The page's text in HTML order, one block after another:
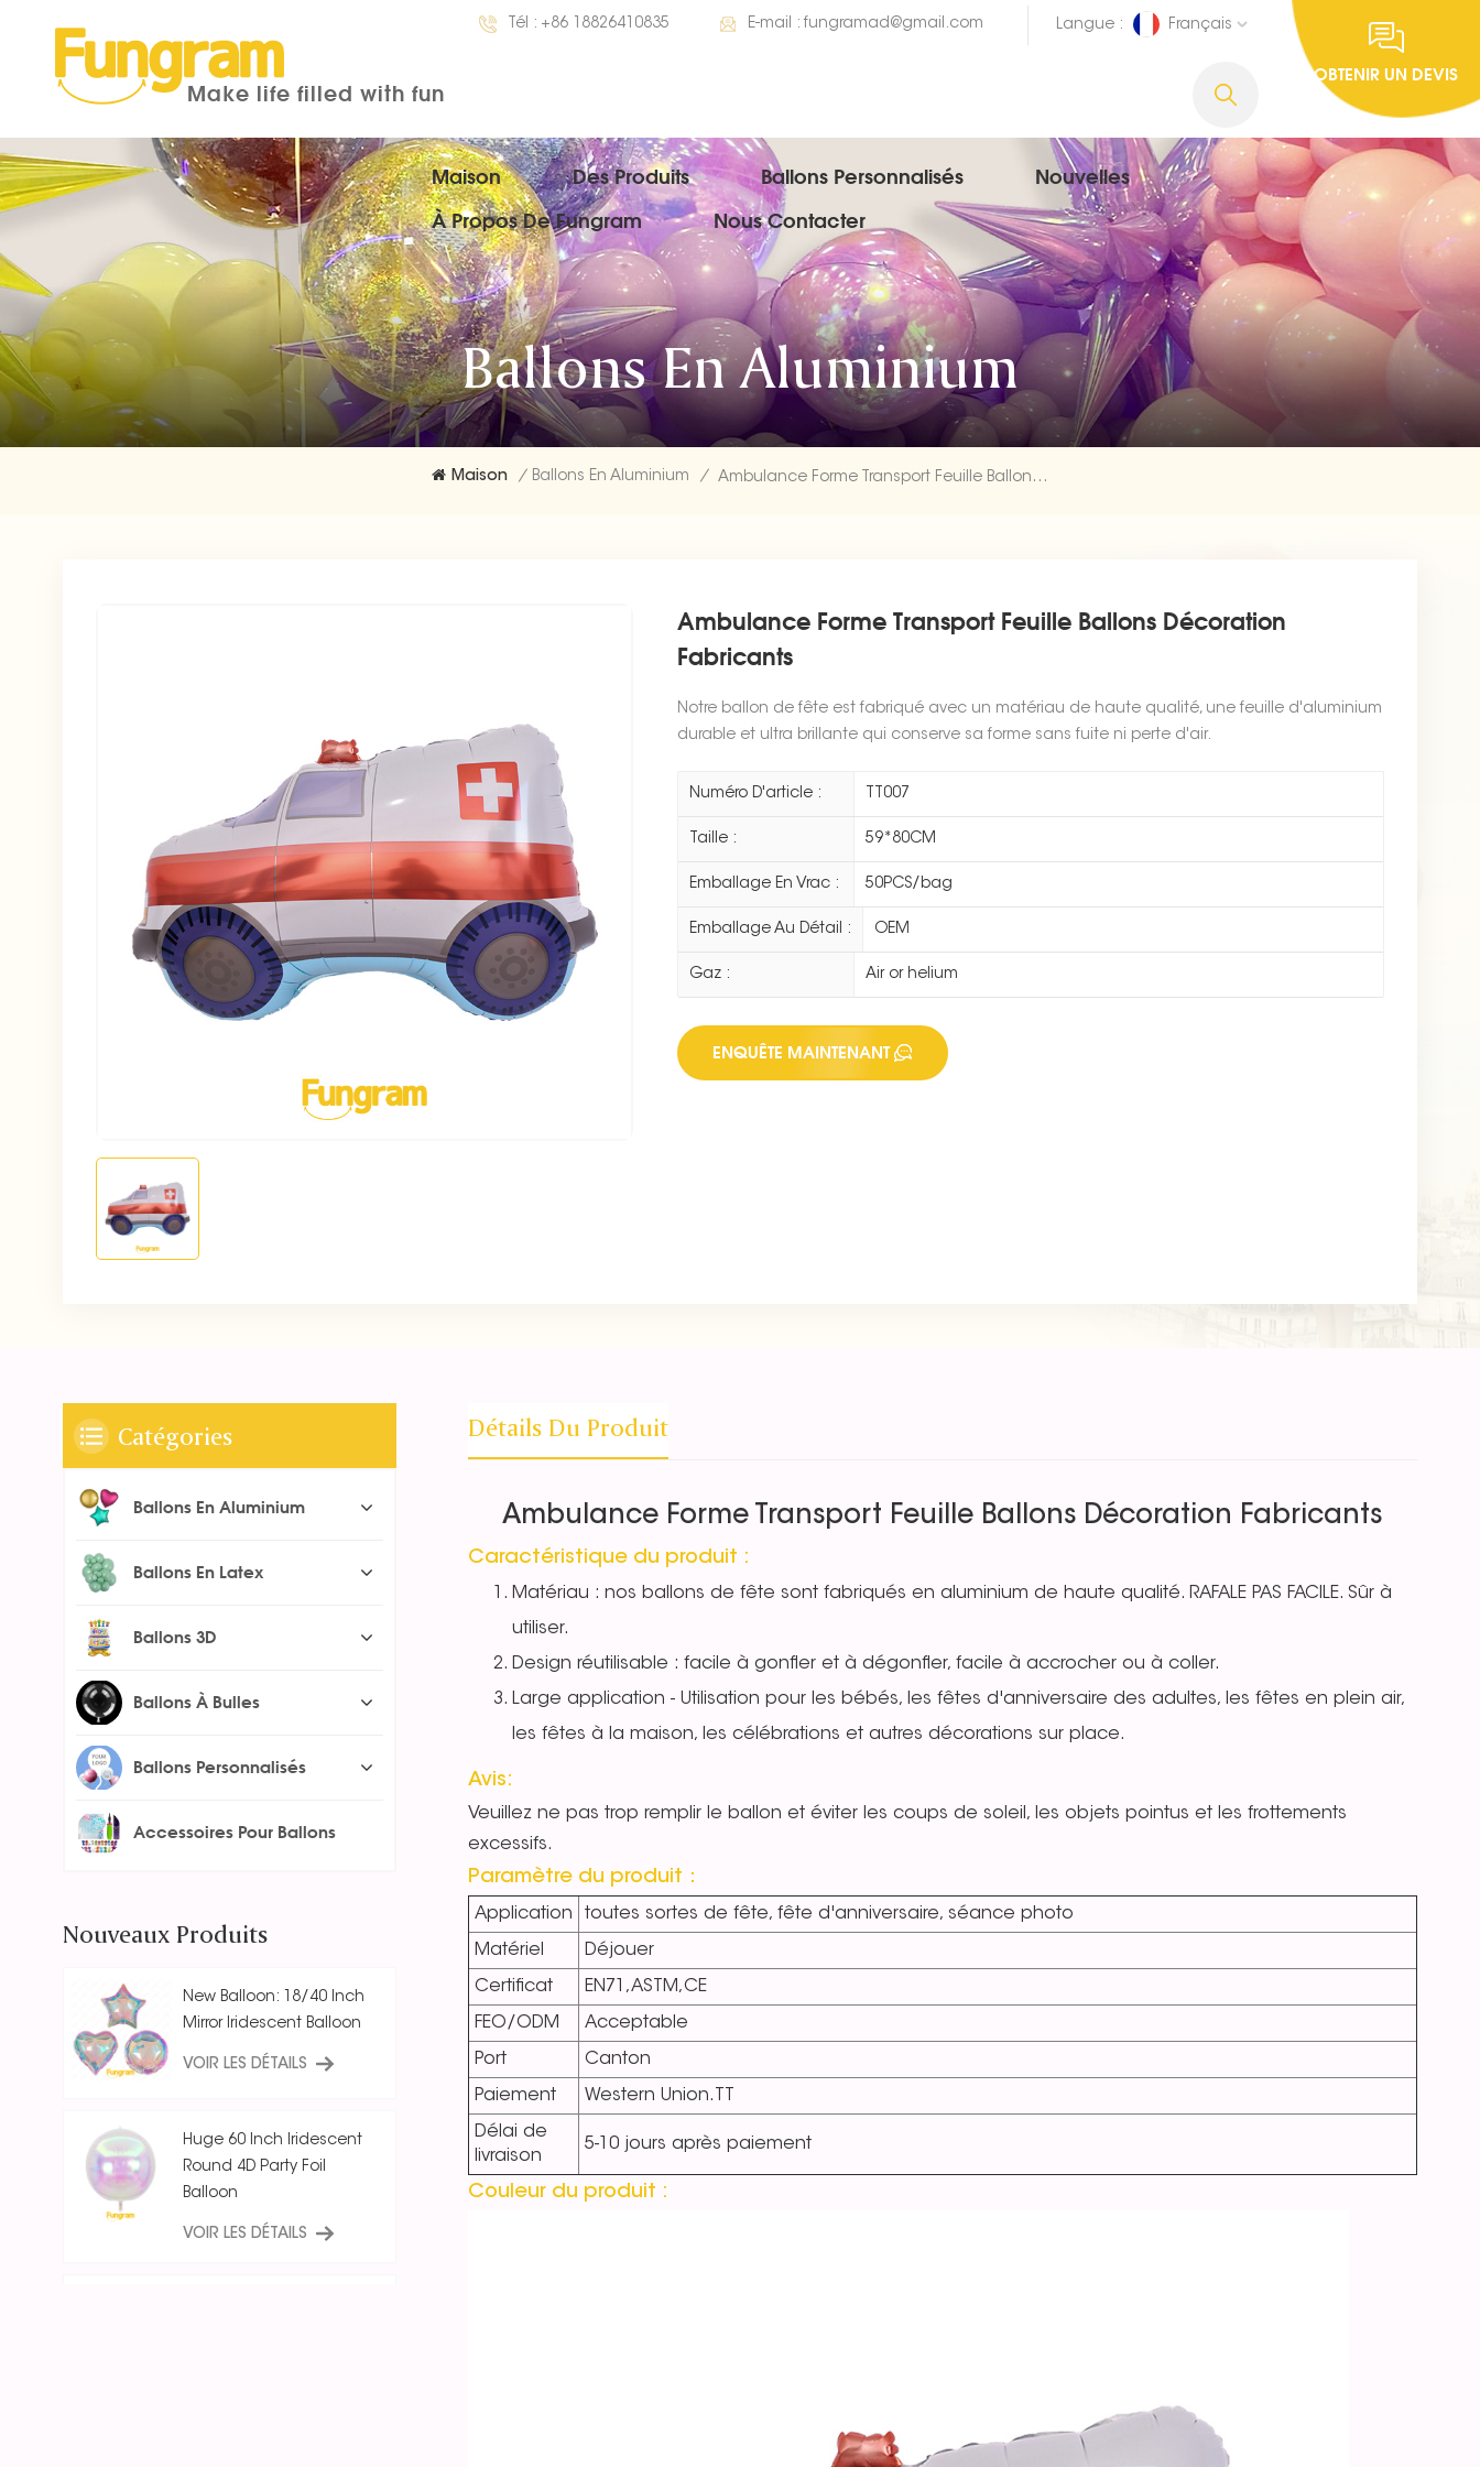
OBTENIR UN DEVIS
Langue : Français
Tél : +86 18826410835 E-mail :fungramad@gmail.com
Maison Des Produits Ballons Personnalisés
Nouvelles
À Propos De Fungram
Nous Contacter
Make life filled with fun
Ballons En Aluminium
Maison / Ballons En Aluminium / Ambulance Forme Transport Feuille Ballons Décoration Fabricants
Ambulance Forme Transport Feuille Ballons Décoration
Fabricants
Notre ballon de fête est fabriqué avec un matériau de haute qualité, une feuille d'aluminium
durable et ultra brillante qui conserve sa forme sans fuite ni perte d'air.
Numéro D'article : TT007
Taille : 59*80CM
Emballage En Vrac : 50PCS/bag
Emballage Au Détail : OEM
Gaz : Air or helium
ENQUÊTE MAINTENANT
Détails Du Produit
Ambulance Forme Transport Feuille Ballons Décoration Fabricants
Caractéristique du produit :
Matériau : nos ballons de fête sont fabriqués en aluminium de haute qualité. RAFALE PAS FACILE. Sûr à
utiliser.
Design réutilisable : facile à gonfler et à dégonfler, facile à accrocher ou à coller.
Large application - Utilisation pour les bébés, les fêtes d'anniversaire des adultes, les fêtes en plein air,
les fêtes à la maison, les célébrations et autres décorations sur place.
Avis:
Veuillez ne pas trop remplir le ballon et éviter les coups de soleil, les objets pointus et les frottements
excessifs.
Paramètre du produit：
Application toutes sortes de fête, fête d'anniversaire, séance photo
Matériel Déjouer
Certificat EN71,ASTM,CE
FEO/ODM Acceptable
Port Canton
Paiement Western Union.TT
Délai de
livraison
5-10 jours après paiement
Couleur du produit :
Catégories
Ballons En Aluminium
Ballons En Latex
Ballons 3D
Ballons À Bulles
Ballons Personnalisés
Accessoires Pour Ballons
Nouveaux Produits
New Balloon: 18/40 Inch
Mirror Iridescent Balloon
VOIR LES DÉTAILS
Huge 60 Inch Iridescent
Round 4D Party Foil
Balloon
VOIR LES DÉTAILS